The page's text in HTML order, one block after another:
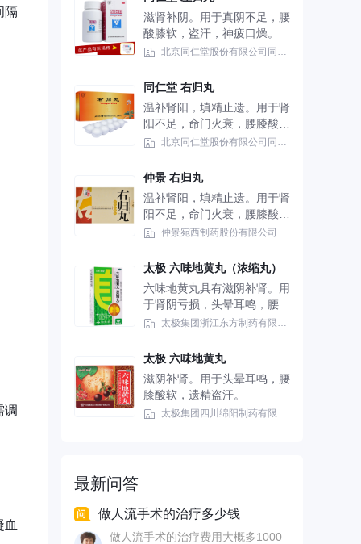
隔
调
血
滋肾补阴。用于真阴不足，腰
酸膝软，盗汗，神疲口燥。
北京同仁堂股份有限公司同仁堂制药厂
同仁堂 右归丸
温补肾阳，填精止遗。用于肾
阳不足，命门火衰，腰膝酸
冷，精神不振，怯寒畏冷，阳
清。
北京同仁堂股份有限公司同仁堂制药厂
仲景 右归丸
温补肾阳，填精止遗。用于肾
阳不足，命门火衰，腰膝酸
冷，精神不振，怯寒畏冷，阳
清。
仲景宛西制药股份有限公司
太极 六味地黄丸（浓缩丸）
六味地黄丸具有滋阴补肾。用
于肾阴亏损，头晕耳鸣，腰膝
酸软，骨蒸潮热，盗汗遗精。
太极集团浙江东方制药有限公司
太极 六味地黄丸
滋阴补肾。用于头晕耳鸣，腰
膝酸软，遗精盗汗。
太极集团四川绵阳制药有限公司
最新问答
做人流手术的治疗多少钱
做人流手术的治疗费用大概多1000